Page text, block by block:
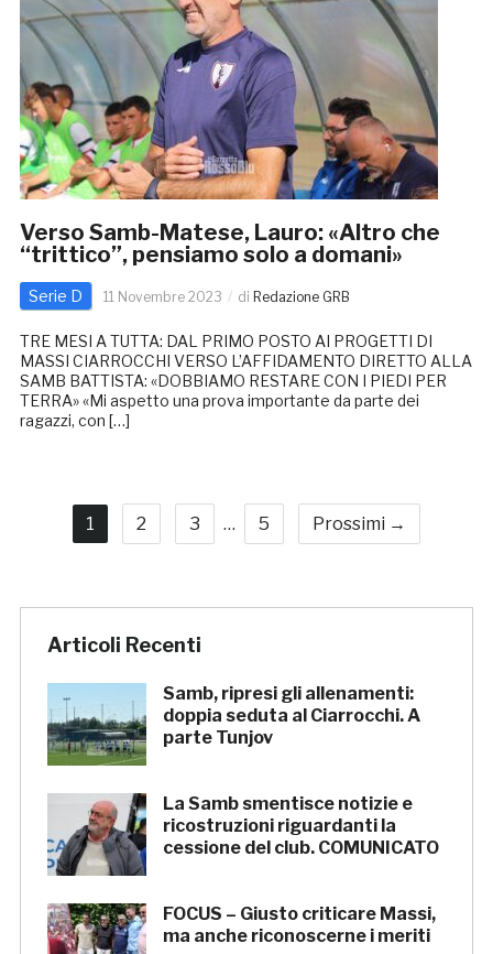
Verso Samb-Matese, Lauro: «Altro che
“trittico”, pensiamo solo a domani»
Serie D 11 Novembre 2023 di Redazione GRB
TRE MESI A TUTTA: DAL PRIMO POSTO AI PROGETTI DI
MASSI CIARROCCHI VERSO L’AFFIDAMENTO DIRETTO ALLA
SAMB BATTISTA: «DOBBIAMO RESTARE CON I PIEDI PER
TERRA» «Mi aspetto una prova importante da parte dei
ragazzi, con […]
1 2 3 … 5 Prossimi →
Articoli Recenti
Samb, ripresi gli allenamenti:
doppia seduta al Ciarrocchi. A
parte Tunjov
La Samb smentisce notizie e
ricostruzioni riguardanti la
cessione del club. COMUNICATO
FOCUS – Giusto criticare Massi,
ma anche riconoscerne i meriti